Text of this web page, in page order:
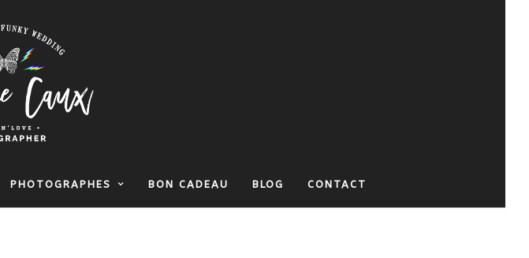
PHOTOGRAPHES BON CADEAU BLOG CONTACT